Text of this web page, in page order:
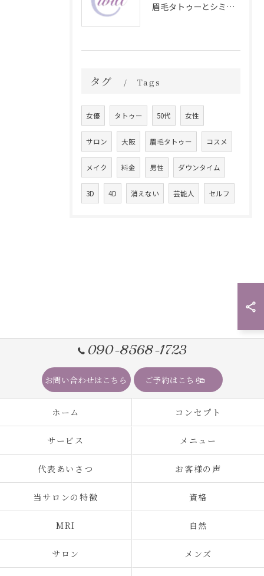
眉毛タトゥーとシミ予防に効く食材解説
タグ Tags
女優 タトゥー 50代 女性
サロン 大阪 眉毛タトゥー コスメ
メイク 料金 男性 ダウンタイム
3D 4D 消えない 芸能人 セルフ
090-8568-1723
お問い合わせはこちら ご予約はこちら
ホーム コンセプト
サービス メニュー
代表あいさつ お客様の声
当サロンの特徴 資格
MRI 自然
サロン メンズ